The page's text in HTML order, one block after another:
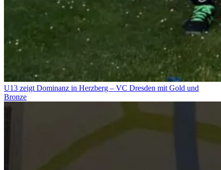
U13 zeigt Dominanz in Herzberg – VC Dresden mit Gold und
Bronze